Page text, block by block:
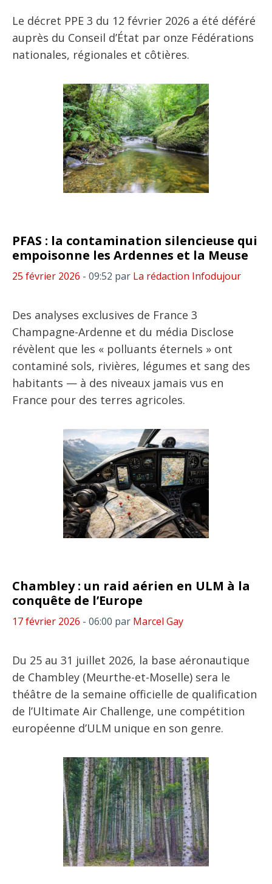
Le décret PPE 3 du 12 février 2026 a été déféré
auprès du Conseil d’État par onze Fédérations
nationales, régionales et côtières.
PFAS : la contamination silencieuse qui
empoisonne les Ardennes et la Meuse
25 février 2026 - 09:52 par La rédaction Infodujour
Des analyses exclusives de France 3
Champagne-Ardenne et du média Disclose
révèlent que les « polluants éternels » ont
contaminé sols, rivières, légumes et sang des
habitants — à des niveaux jamais vus en
France pour des terres agricoles.
Chambley : un raid aérien en ULM à la
conquête de l’Europe
17 février 2026 - 06:00 par Marcel Gay
Du 25 au 31 juillet 2026, la base aéronautique
de Chambley (Meurthe-et-Moselle) sera le
théâtre de la semaine officielle de qualification
de l’Ultimate Air Challenge, une compétition
européenne d’ULM unique en son genre.